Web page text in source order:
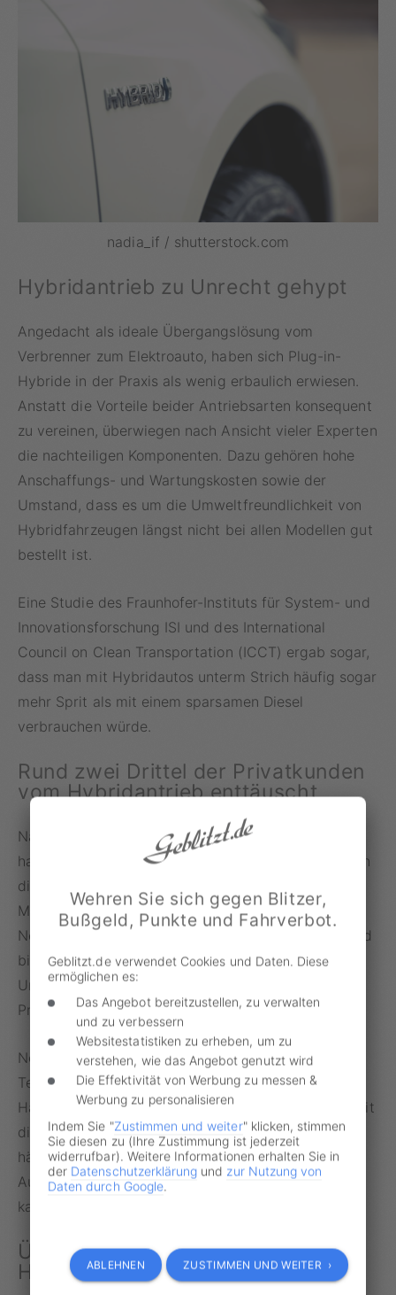
nadia_if / shutterstock.com
Hybridantrieb zu Unrecht gehypt
Angedacht als ideale Übergangslösung vom
Verbrenner zum Elektroauto, haben sich Plug-in-
Hybride in der Praxis als wenig erbaulich erwiesen.
Anstatt die Vorteile beider Antriebsarten konsequent
zu vereinen, überwiegen nach Ansicht vieler Experten
die nachteiligen Komponenten. Dazu gehören hohe
Anschaffungs- und Wartungskosten sowie der
Umstand, dass es um die Umweltfreundlichkeit von
Hybridfahrzeugen längst nicht bei allen Modellen gut
bestellt ist.
Eine Studie des Fraunhofer-Instituts für System- und
Innovationsforschung ISI und des International
Council on Clean Transportation (ICCT) ergab sogar,
dass man mit Hybridautos unterm Strich häufig sogar
mehr Sprit als mit einem sparsamen Diesel
verbrauchen würde.
Rund zwei Drittel der Privatkunden
vom Hybridantrieb enttäuscht
Nachdem auch die Bundesregierung ein Einsehen
hatte und der Förderung den Stecker zog, reagierten
die Verbraucher prompt. Laut aktueller Zahlen des
Marktforschungsinstitutes Dataforce sind die
Neuzulassungen der Hybridfahrzeuge in Deutschland
bis Ende August um 42 Prozent zurückgegangen.
Unter Privatkunden ist sogar ein Rückgang von 63
Prozent zu verzeichnen.
Noch alarmierender für die Zukunft der
Teilzeitstromer: Nur noch 15 Prozent der Hybrid-
Halter würden sich erneut für einen Fahrzeugkauf mit
dieser Antriebsart entscheiden. Demgegenüber
hätten 77 Prozent der Besitzer von rein elektrischen
Autos kein Problem damit, erneut ein E-Auto zu
kaufen.
Über 60 Prozent weniger Plug-in-
Hybride bei Privatkäufern
Wehren Sie sich gegen Blitzer,
Bußgeld, Punkte und Fahrverbot.
Geblitzt.de verwendet Cookies und Daten. Diese
ermöglichen es:
Das Angebot bereitzustellen, zu verwalten
und zu verbessern
Websitestatistiken zu erheben, um zu
verstehen, wie das Angebot genutzt wird
Die Effektivität von Werbung zu messen &
Werbung zu personalisieren
Indem Sie "Zustimmen und weiter" klicken, stimmen
Sie diesen zu (Ihre Zustimmung ist jederzeit
widerrufbar). Weitere Informationen erhalten Sie in
der Datenschutzerklärung und zur Nutzung von
Daten durch Google.
ABLEHNEN ZUSTIMMEN UND WEITER ›